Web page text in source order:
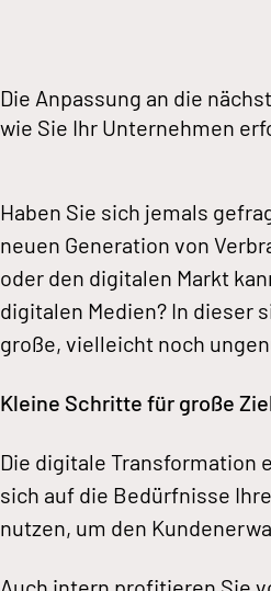
Die Anpassung an die
wie Sie Ihr Unternehmen
Haben Sie sich jemals
neuen Generation von
oder den digitalen Markt
digitalen Medien? In dieser
große, vielleicht noch
Kleine Schritte für große
Die digitale Transformation
sich auf die Bedürfnisse
nutzen, um den